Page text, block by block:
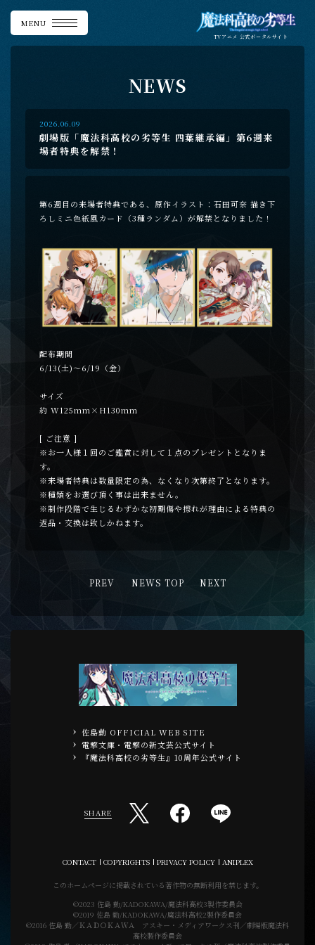
MENU
TVアニメ 公式ポータルサイト
NEWS
2026.06.09
劇場版「魔法科高校の劣等生 四葉継承編」第6週来
場者特典を解禁！
第6週目の来場者特典である、原作イラスト：石田可奈 描き下
ろしミニ色紙風カード（3種ランダム）が解禁となりました！
配布期間
6/13(土)～6/19（金）
サイズ
約 W125mm×H130mm
[ ご注意 ]
※お一人様１回のご鑑賞に対して１点のプレゼントとなりま
す。
※来場者特典は数量限定の為、なくなり次第終了となります。
※種類をお選び頂く事は出来ません。
※制作段階で生じるわずかな初期傷や擦れが理由による特典の
返品・交換は致しかねます。
PREV NEWS TOP NEXT
佐島勤 OFFICIAL WEB SITE
電撃文庫・電撃の新文芸公式サイト
『魔法科高校の劣等生』10周年公式サイト
SHARE
CONTACT COPYRIGHTS PRIVACY POLICY ANIPLEX
このホームページに掲載されている著作物の無断利用を禁じます。
©2023 佐島 勤/KADOKAWA/魔法科高校3製作委員会
©2019 佐島 勤/KADOKAWA/魔法科高校2製作委員会
©2016 佐島 勤／ＫＡＤＯＫＡＷＡ アスキー・メディアワークス刊／劇場版魔法科
高校製作委員会